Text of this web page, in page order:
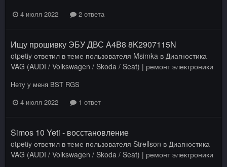
4 июля 2022
2 ответа
Ищу прошивку ЭБУ ДВС A4B8 8K2907115N
otpetiy ответил в теме пользователя Msimka в Диагностика
VAG (AUDI / Volkswagen / Skoda / Seat) | ремонт электроники
Нету у меня BST RGS
4 июля 2022
1 ответ
Simos 10 Yeti - восстановление
otpetiy ответил в теме пользователя Strellson в Диагностика
VAG (AUDI / Volkswagen / Skoda / Seat) | ремонт электроники